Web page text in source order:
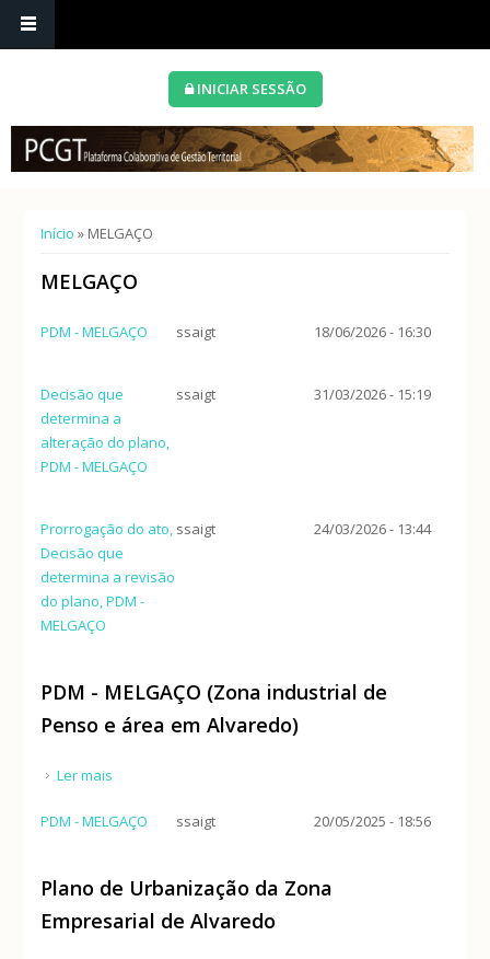
INICIAR SESSÃO
Está aqui
Início » MELGAÇO
MELGAÇO
PDM - MELGAÇO ssaigt 18/06/2026 - 16:30
Decisão que
determina a
alteração do plano,
PDM - MELGAÇO
ssaigt 31/03/2026 - 15:19
Prorrogação do ato,
Decisão que
determina a revisão
do plano, PDM -
MELGAÇO
ssaigt 24/03/2026 - 13:44
PDM - MELGAÇO (Zona industrial de
Penso e área em Alvaredo)
Ler mais
PDM - MELGAÇO
ssaigt 20/05/2025 - 18:56
Plano de Urbanização da Zona
Empresarial de Alvaredo